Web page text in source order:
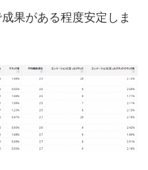
果がある程度安定しま